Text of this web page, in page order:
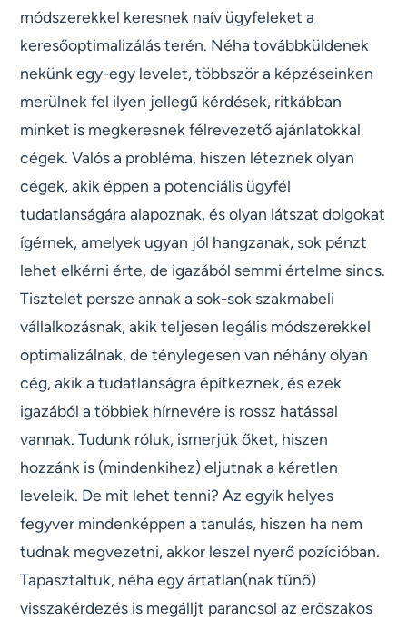
módszerekkel keresnek naív ügyfeleket a
keresőoptimalizálás terén. Néha továbbküldenek
nekünk egy-egy levelet, többször a képzéseinken
merülnek fel ilyen jellegű kérdések, ritkábban
minket is megkeresnek félrevezető ajánlatokkal
cégek. Valós a probléma, hiszen léteznek olyan
cégek, akik éppen a potenciális ügyfél
tudatlanságára alapoznak, és olyan látszat dolgokat
ígérnek, amelyek ugyan jól hangzanak, sok pénzt
lehet elkérni érte, de igazából semmi értelme sincs.
Tisztelet persze annak a sok-sok szakmabeli
vállalkozásnak, akik teljesen legális módszerekkel
optimalizálnak, de ténylegesen van néhány olyan
cég, akik a tudatlanságra építkeznek, és ezek
igazából a többiek hírnevére is rossz hatással
vannak. Tudunk róluk, ismerjük őket, hiszen
hozzánk is (mindenkihez) eljutnak a kéretlen
leveleik. De mit lehet tenni? Az egyik helyes
fegyver mindenképpen a tanulás, hiszen ha nem
tudnak megvezetni, akkor leszel nyerő pozícióban.
Tapasztaltuk, néha egy ártatlan(nak tűnő)
visszakérdezés is megálljt parancsol az erőszakos